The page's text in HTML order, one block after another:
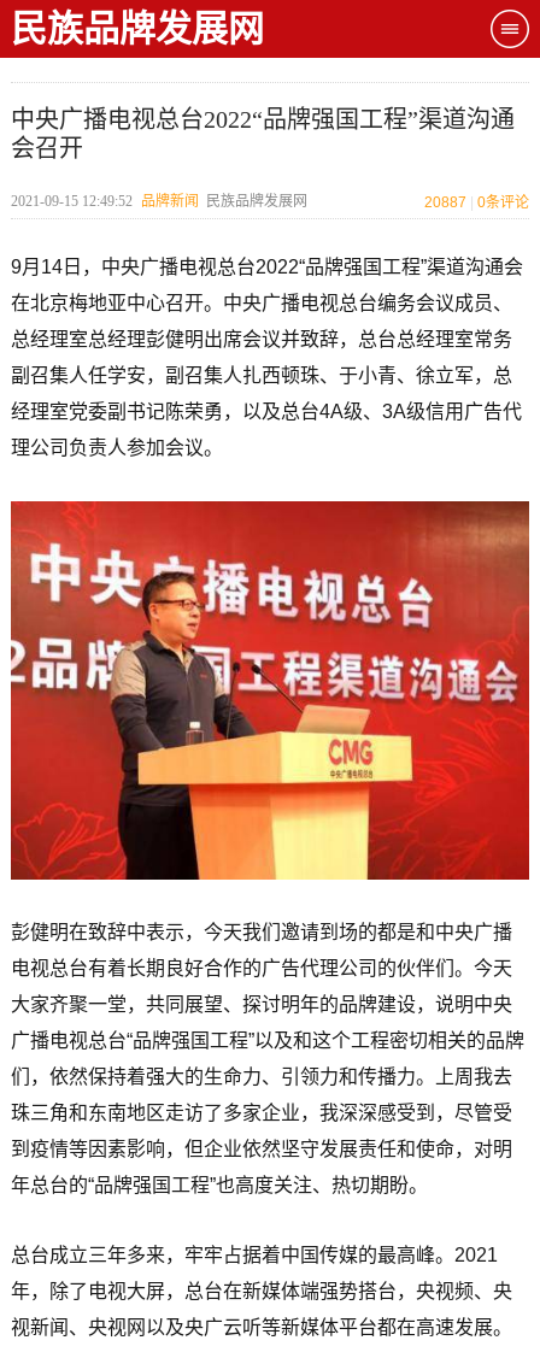
民族品牌发展网
中央广播电视总台2022“品牌强国工程”渠道沟通
会召开
2021-09-15 12:49:52 品牌新闻 民族品牌发展网 20887 0条评论
9月14日，中央广播电视总台2022“品牌强国工程”渠道沟通会
在北京梅地亚中心召开。中央广播电视总台编务会议成员、
总经理室总经理彭健明出席会议并致辞，总台总经理室常务
副召集人任学安，副召集人扎西顿珠、于小青、徐立军，总
经理室党委副书记陈荣勇，以及总台4A级、3A级信用广告代
理公司负责人参加会议。
彭健明在致辞中表示，今天我们邀请到场的都是和中央广播
电视总台有着长期良好合作的广告代理公司的伙伴们。今天
大家齐聚一堂，共同展望、探讨明年的品牌建设，说明中央
广播电视总台“品牌强国工程”以及和这个工程密切相关的品牌
们，依然保持着强大的生命力、引领力和传播力。上周我去
珠三角和东南地区走访了多家企业，我深深感受到，尽管受
到疫情等因素影响，但企业依然坚守发展责任和使命，对明
年总台的“品牌强国工程”也高度关注、热切期盼。
总台成立三年多来，牢牢占据着中国传媒的最高峰。2021
年，除了电视大屏，总台在新媒体端强势搭台，央视频、央
视新闻、央视网以及央广云听等新媒体平台都在高速发展。